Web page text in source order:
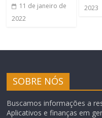
11 de janeiro de
2022
2023
SOBRE NÓS
Buscamos informações a
Aplicativos e finanças em